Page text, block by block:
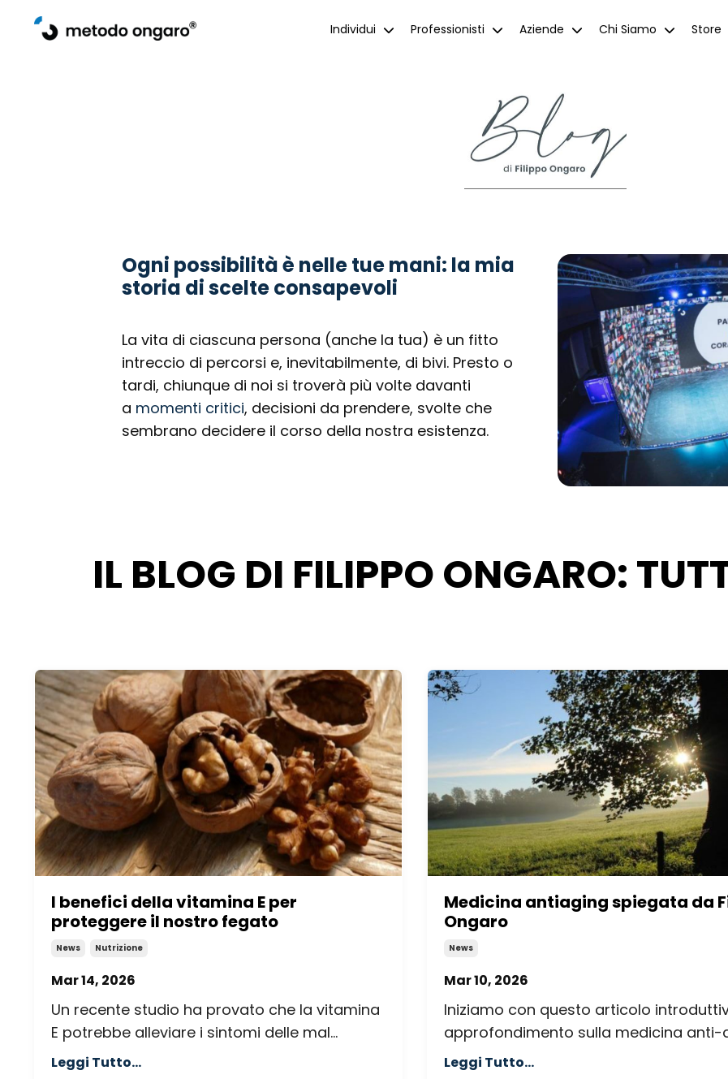
Individui Professionisti Aziende Chi Siamo Store
Ogni possibilità è nelle tue mani: la mia
storia di scelte consapevoli
La vita di ciascuna persona (anche la tua) è un fitto
intreccio di percorsi e, inevitabilmente, di bivi. Presto o
tardi, chiunque di noi si troverà più volte davanti
a momenti critici, decisioni da prendere, svolte che
sembrano decidere il corso della nostra esistenza.
IL BLOG DI FILIPPO ONGARO:
I benefici della vitamina E per
proteggere il nostro fegato
News Nutrizione
Mar 14, 2026
Un recente studio ha provato che la vitamina
E potrebbe alleviare i sintomi delle mal...
Leggi Tutto...
Medicina antiaging spiegata da
Ongaro
News
Mar 10, 2026
Iniziamo con questo articolo
approfondimento sulla medicina anti-
Leggi Tutto...